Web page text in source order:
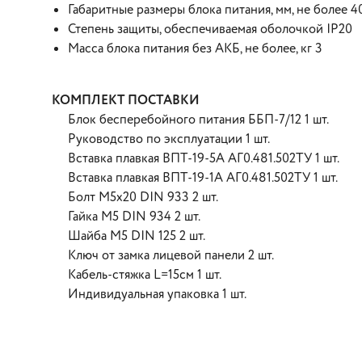
Габаритные размеры блока питания, мм, не более
Степень защиты, обеспечиваемая оболочкой IP20
Масса блока питания без АКБ, не более, кг 3
КОМПЛЕКТ ПОСТАВКИ
Блок бесперебойного питания ББП-7/12 1 шт.
Руководство по эксплуатации 1 шт.
Вставка плавкая ВПТ-19-5А АГ0.481.502ТУ 1 шт.
Вставка плавкая ВПТ-19-1А АГ0.481.502ТУ 1 шт.
Болт М5х20 DIN 933 2 шт.
Гайка М5 DIN 934 2 шт.
Шайба М5 DIN 125 2 шт.
Ключ от замка лицевой панели 2 шт.
Кабель-стяжка L=15см 1 шт.
Индивидуальная упаковка 1 шт.